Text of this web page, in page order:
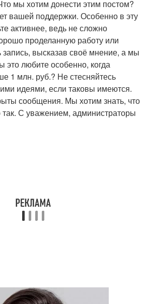
мы хотим донести этим постом?
вашей поддержки. Особенно в эту
активнее, ведь не сложно
проделанную работу или
высказав своё мнение, а мы
это любите особенно, когда
1 млн. руб.? Не стесняйтесь
идеями, если таковы имеются.
сообщения. Мы хотим знать, что
так. С уважением, администраторы